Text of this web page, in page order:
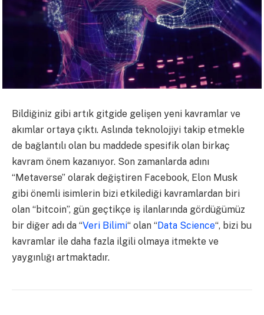
Bildiğiniz gibi artık gitgide gelişen yeni kavramlar ve
akımlar ortaya çıktı. Aslında teknolojiyi takip etmekle
de bağlantılı olan bu maddede spesifik olan birkaç
kavram önem kazanıyor. Son zamanlarda adını
“Metaverse” olarak değiştiren Facebook, Elon Musk
gibi önemli isimlerin bizi etkilediği kavramlardan biri
olan “bitcoin”, gün geçtikçe iş ilanlarında gördüğümüz
bir diğer adı da “Veri Bilimi“ olan “Data Science“, bizi bu
kavramlar ile daha fazla ilgili olmaya itmekte ve
yaygınlığı artmaktadır.